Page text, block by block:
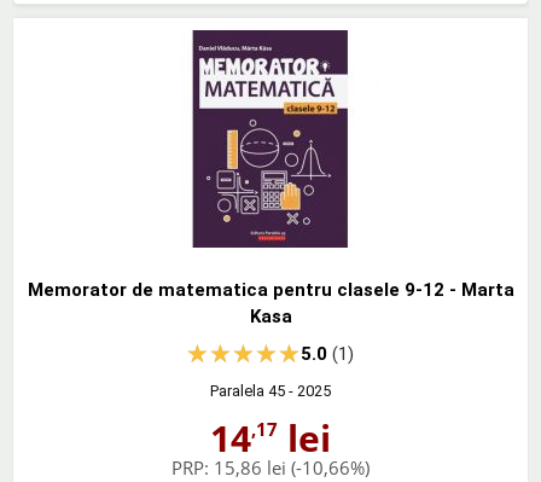
Memorator de matematica pentru clasele 9-12 - Marta
Kasa
5.0(1)
Paralela 45 - 2025
14,17 lei
PRP: 15,86 lei (-10,66%)